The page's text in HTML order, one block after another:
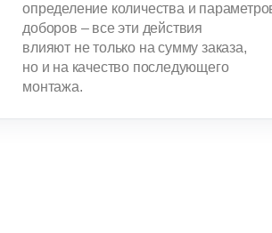
определение количества и
доборов – все эти действия
влияют не только на сумму заказа,
но и на качество последующего
монтажа.